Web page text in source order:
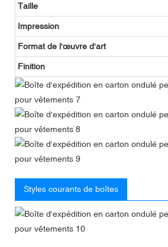
Taille
Impression
Format de l'œuvre d'art
Finition
Styles courants de boîtes